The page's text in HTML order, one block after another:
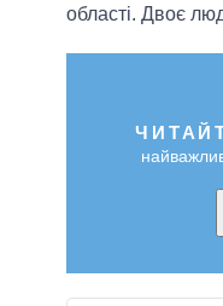
області. Двоє